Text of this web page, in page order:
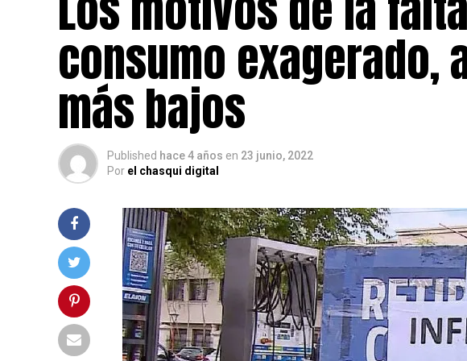
consumo
más bajos
Published hace 4 años en 23 junio, 2022
Por el chasqui digital